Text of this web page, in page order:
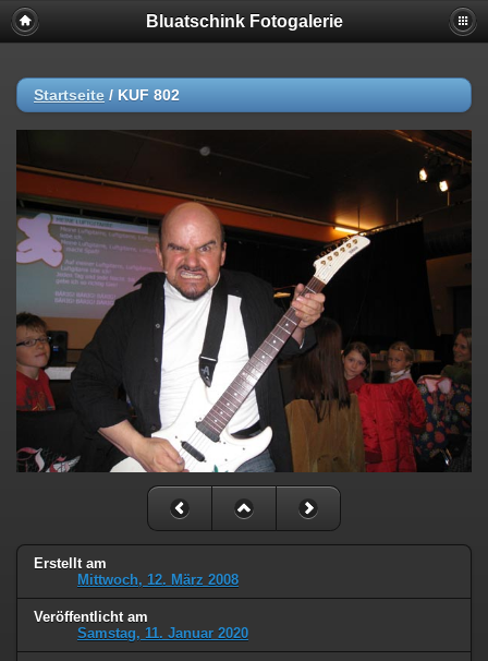
Bluatschink Fotogalerie
Startseite / KUF 802
Erstellt am
Mittwoch, 12. März 2008
Veröffentlicht am
Samstag, 11. Januar 2020